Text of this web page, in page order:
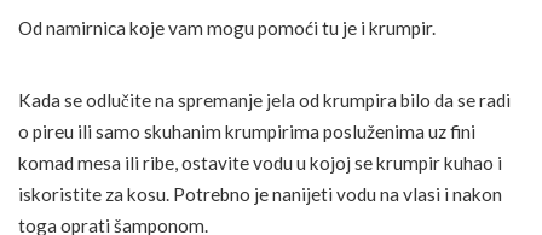
Od namirnica koje vam mogu pomoći tu je i krumpir.
Kada se odlučite na spremanje jela od krumpira bilo da se radi
o pireu ili samo skuhanim krumpirima posluženima uz fini
komad mesa ili ribe, ostavite vodu u kojoj se krumpir kuhao i
iskoristite za kosu. Potrebno je nanijeti vodu na vlasi i nakon
toga oprati šamponom.